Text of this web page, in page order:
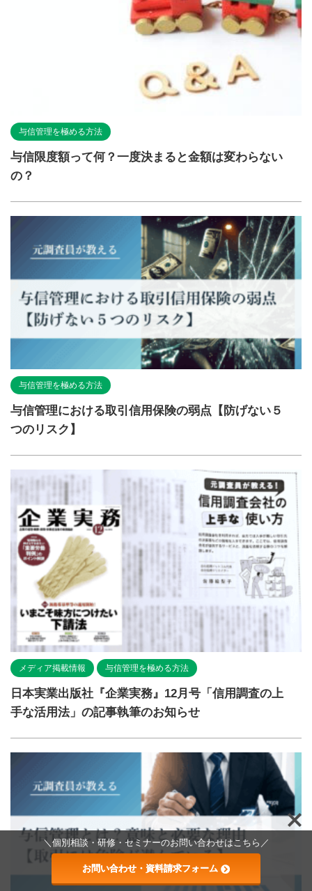
与信管理を極める方法
与信限度額って何？一度決まると金額は変わらない
の？
与信管理を極める方法
与信管理における取引信用保険の弱点【防げない５
つのリスク】
メディア掲載情報 与信管理を極める方法
日本実業出版社『企業実務』12月号「信用調査の上
手な活用法」の記事執筆のお知らせ
＼個別相談・研修・セミナーのお問い合わせはこちら／
お問い合わせ・資料請求フォーム